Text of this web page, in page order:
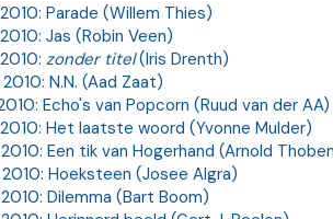
Parade (Willem Thies)
Jas (Robin Veen)
zonder titel(Iris Drenth)
2010: N.N. (Aad Zaat)
2010: Echo's van Popcorn (Ruud van der AA)
2010: Het laatste woord (Yvonne Mulder)
2010: Een tik van Hogerhand (Arnold
2010: Hoeksteen (Josee Algra)
2010: Dilemma (Bart Boom)